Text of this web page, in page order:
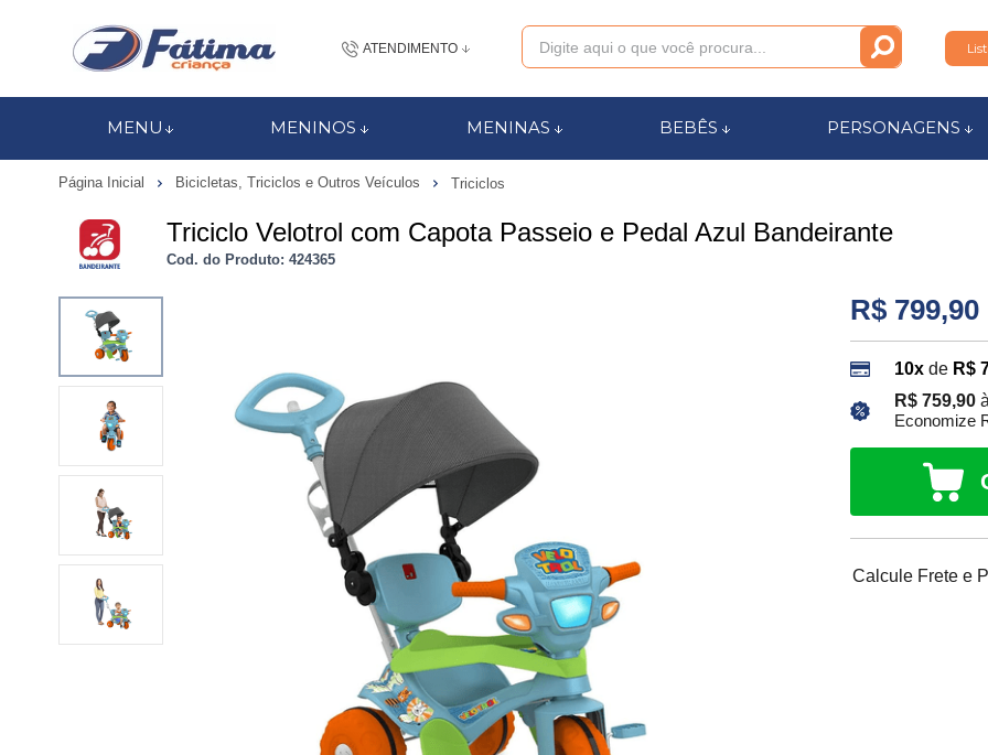
ATENDIMENTO
MENU MENINOS MENINAS BEBÊS PERSONAGENS
Página Inicial Bicicletas, Triciclos e Outros Veículos Triciclos
Triciclo Velotrol com Capota Passeio e Pedal Azul Bandeirante
Cod. do Produto: 424365
R$ 799,90
10x de R$
R$ 759,90
Economize
Calcule Frete e